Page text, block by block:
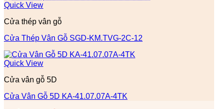
Quick View
Cửa thép vân gỗ
Cửa Thép Vân Gỗ SGD-KM.TVG-2C-12
Quick View
Cửa vân gỗ 5D
Cửa Vân Gỗ 5D KA-41.07.07A-4TK